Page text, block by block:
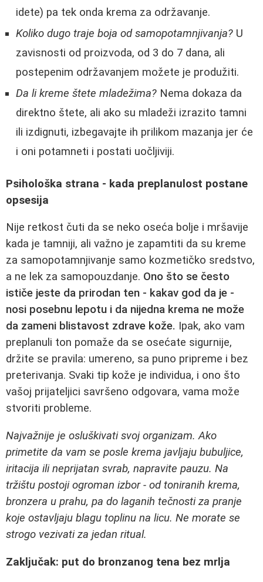
idete) pa tek onda krema za održavanje.
Koliko dugo traje boja od samopotamnjivanja? U
zavisnosti od proizvoda, od 3 do 7 dana, ali
postepenim održavanjem možete je produžiti.
Da li kreme štete mladežima? Nema dokaza da
direktno štete, ali ako su mladeži izrazito tamni
ili izdignuti, izbegavajte ih prilikom mazanja jer će
i oni potamneti i postati uočljiviji.
Psihološka strana - kada preplanulost postane
opsesija
Nije retkost čuti da se neko oseća bolje i mršavije
kada je tamniji, ali važno je zapamtiti da su kreme
za samopotamnjivanje samo kozmetičko sredstvo,
a ne lek za samopouzdanje. Ono što se često
ističe jeste da prirodan ten - kakav god da je -
nosi posebnu lepotu i da nijedna krema ne može
da zameni blistavost zdrave kože. Ipak, ako vam
preplanuli ton pomaže da se osećate sigurnije,
držite se pravila: umereno, sa puno pripreme i bez
preterivanja. Svaki tip kože je individua, i ono što
vašoj prijateljici savršeno odgovara, vama može
stvoriti probleme.
Najvažnije je osluškivati svoj organizam. Ako
primetite da vam se posle krema javljaju bubuljice,
iritacija ili neprijatan svrab, napravite pauzu. Na
tržištu postoji ogroman izbor - od toniranih krema,
bronzera u prahu, pa do laganih tečnosti za pranje
koje ostavljaju blagu toplinu na licu. Ne morate se
strogo vezivati za jedan ritual.
Zaključak: put do bronzanog tena bez mrlja